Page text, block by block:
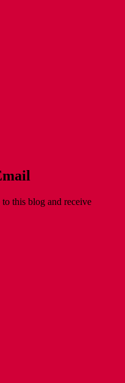
this blog and receive